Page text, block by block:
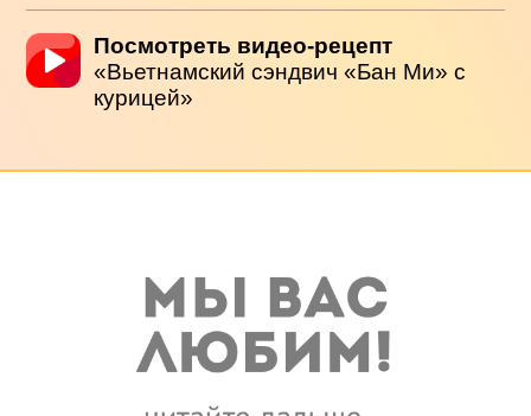
Посмотреть видео-рецепт
«Вьетнамский сэндвич «Бан Ми» с
курицей»